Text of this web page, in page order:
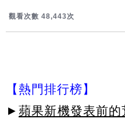
觀看次數 48,447次
【熱門排行榜】
► 蘋果新機發表前